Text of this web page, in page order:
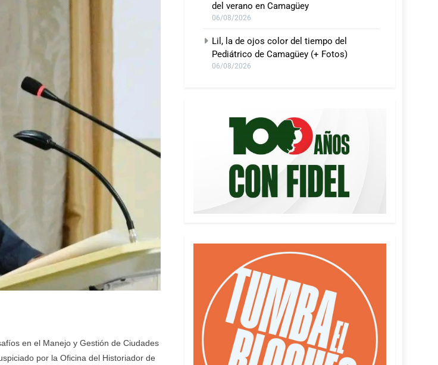
en el Manejo y Gestión de Ciudades
por la Oficina del Historiador de
del verano en Camagüey
06/08/2026
Lil, la de ojos color del tiempo del
Pediátrico de Camagüey (+ Fotos)
06/08/2026